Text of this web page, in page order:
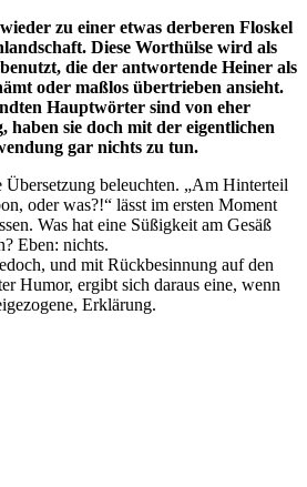
zu einer etwas derberen Floskel
Diese Worthülse wird als
die der antwortende Heiner als
oder maßlos übertrieben ansieht.
Hauptwörter sind von eher
haben sie doch mit der eigentlichen
gar nichts zu tun.
beleuchten. „Am Hinterteil
oder was?!“ lässt im ersten Moment
Was hat eine Süßigkeit am Gesäß
Eben: nichts.
und mit Rückbesinnung auf den
Humor, ergibt sich daraus eine, wenn
Erklärung.